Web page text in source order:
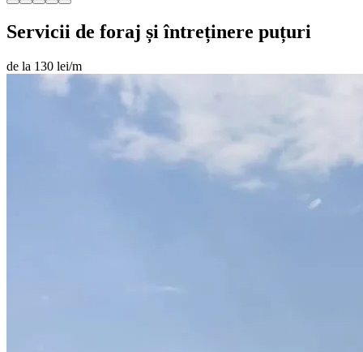
Servicii de foraj și întreținere puțuri
de la 130 lei/m